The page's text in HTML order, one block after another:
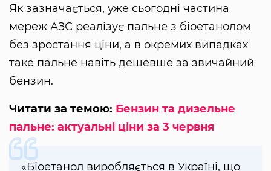
Як зазначається, уже сьогодні частина
мереж АЗС реалізує пальне з біоетанолом
без зростання ціни, а в окремих випадках
таке пальне навіть дешевше за звичайний
бензин.
Читати за темою: Бензин та дизельне
пальне: актуальні ціни за 3 червня
«Біоетанол виробляється в Україні, що